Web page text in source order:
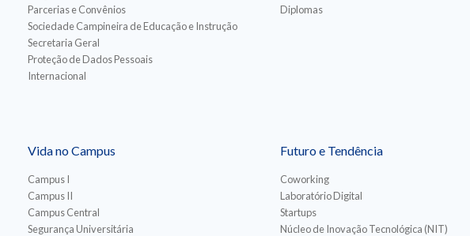
Parcerias e Convênios
Sociedade Campineira de Educação e Instrução
Secretaria Geral
Proteção de Dados Pessoais
Internacional
Diplomas
Vida no Campus
Campus I
Campus II
Campus Central
Segurança Universitária
Futuro e Tendência
Coworking
Laboratório Digital
Startups
Núcleo de Inovação Tecnológica (NIT)